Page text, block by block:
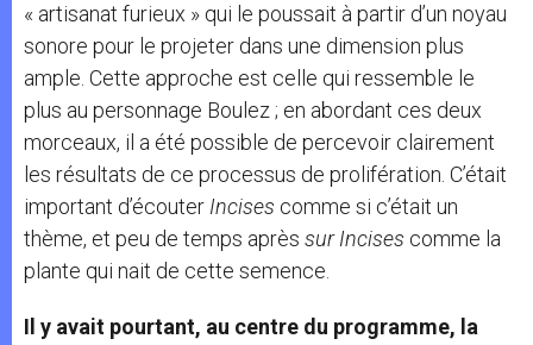
« artisanat furieux » qui le poussait à partir d’un noyau
sonore pour le projeter dans une dimension plus
ample. Cette approche est celle qui ressemble le
plus au personnage Boulez ; en abordant ces deux
morceaux, il a été possible de percevoir clairement
les résultats de ce processus de prolifération. C’était
important d’écouter Incises comme si c’était un
thème, et peu de temps après sur Incises comme la
plante qui nait de cette semence.
Il y avait pourtant, au centre du programme, la